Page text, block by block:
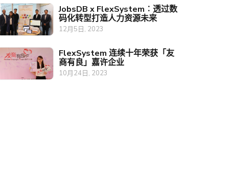
JobsDB x FlexSystem︰透过数
码化转型打造人力资源未来
12月5日, 2023
FlexSystem 连续十年荣获「友
商有良」嘉许企业
10月24日, 2023